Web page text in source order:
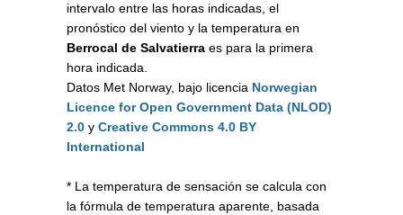
intervalo entre las horas indicadas, el
pronóstico del viento y la temperatura en
Berrocal de Salvatierra es para la primera
hora indicada.
Datos Met Norway, bajo licencia Norwegian
Licence for Open Government Data (NLOD)
2.0 y Creative Commons 4.0 BY
International
* La temperatura de sensación se calcula con
la fórmula de temperatura aparente, basada